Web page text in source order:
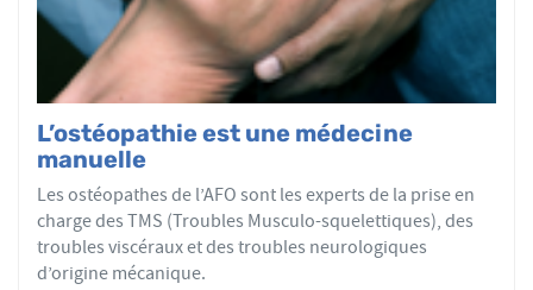
L’ostéopathie est une médecine
manuelle
Les ostéopathes de l’AFO sont les experts de la prise en
charge des TMS (Troubles Musculo-squelettiques), des
troubles viscéraux et des troubles neurologiques
d’origine mécanique.